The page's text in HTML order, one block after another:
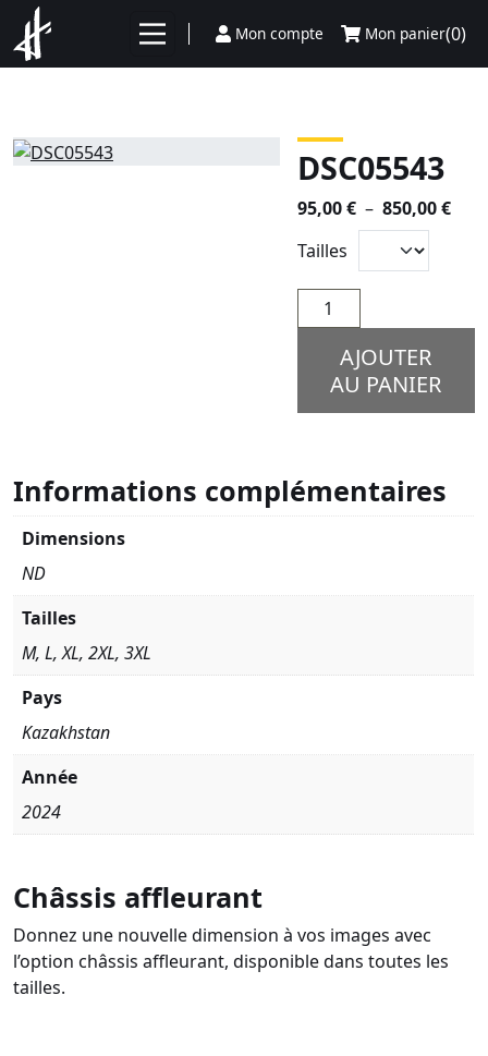
Aller au contenu
Mon compte Mon panier(0)
DSC05543
95,00€ – 850,00€
Tailles
quantité
de
DSC05543
AJOUTER
AU PANIER
Châssis affleurant
Donnez une nouvelle dimension à vos images avec
l’option châssis affleurant, disponible dans toutes les
tailles.
Informations complémentaires
Dimensions
ND
Tailles
M, L, XL, 2XL, 3XL
Pays
Kazakhstan
Année
2024